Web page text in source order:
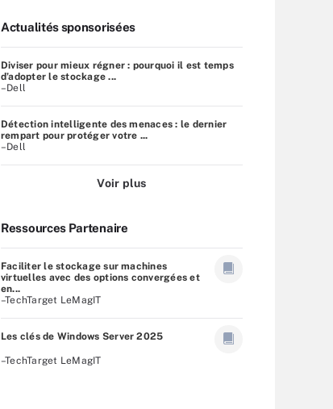
Actualités sponsorisées
Diviser pour mieux régner : pourquoi il est temps
d’adopter le stockage ...
–Dell
Détection intelligente des menaces : le dernier
rempart pour protéger votre ...
–Dell
Voir plus
Ressources Partenaire
Faciliter le stockage sur machines
virtuelles avec des options convergées et
en...
–TechTarget LeMagIT
Les clés de Windows Server 2025
–TechTarget LeMagIT